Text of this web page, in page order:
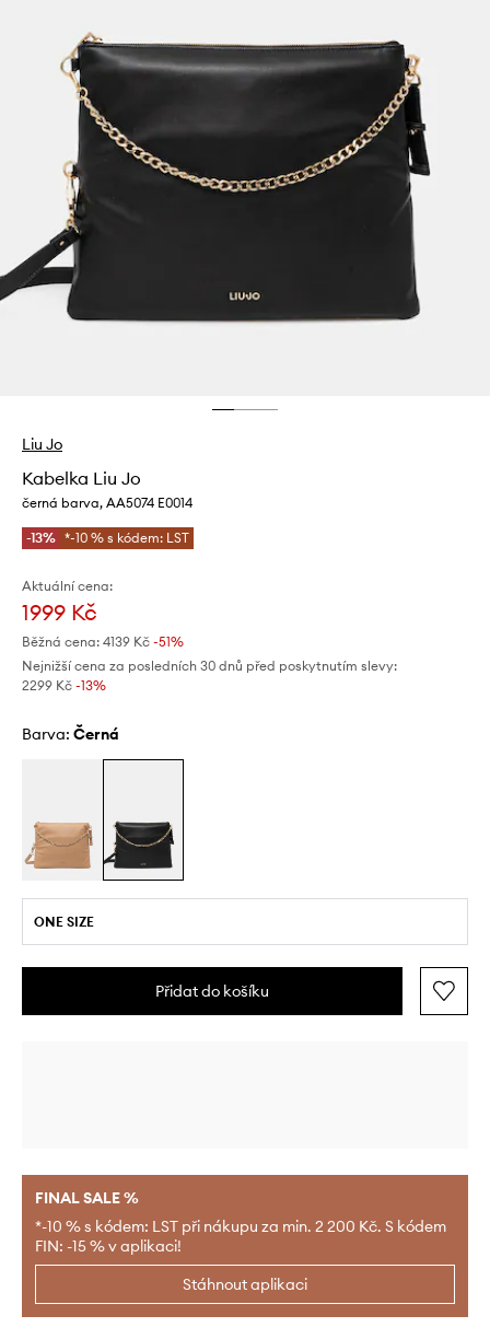
Liu Jo
Kabelka Liu Jo
černá barva, AA5074 E0014
-13% *-10 % s kódem: LST
Aktuální cena:
1999 Kč
Běžná cena: 4139 Kč -51%
Nejnižší cena za posledních 30 dnů před poskytnutím slevy:
2299 Kč -13%
Barva: černá
ONE SIZE
Přidat do košíku
FINAL SALE %
*-10 % s kódem: LST při nákupu za min. 2 200 Kč. S kódem
FIN: -15 % v aplikaci!
Stáhnout aplikaci